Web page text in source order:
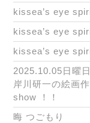
kissea’s eye
kissea’s eye
kissea’s eye
2025.10.05日曜
岸川研一の絵画
show ！！
晦 つごもり